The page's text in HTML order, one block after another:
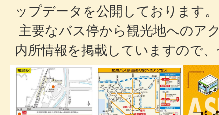
ップデータを公開しております。
主要なバス停から観光地へのア
内所情報を掲載していますので